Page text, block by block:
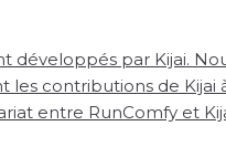
par Kijai.
les contributions de Kijai
entre RunComfy et